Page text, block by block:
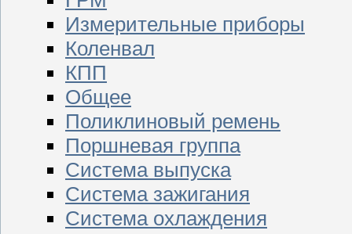
Измерительные приборы
Коленвал
КПП
Общее
Поликлиновый ремень
Поршневая группа
Система выпуска
Система зажигания
Система охлаждения